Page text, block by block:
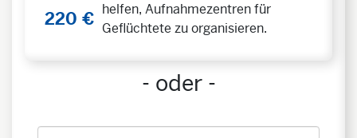
220 € helfen, Aufnahmezentren für
Geflüchtete zu organisieren.
- oder -